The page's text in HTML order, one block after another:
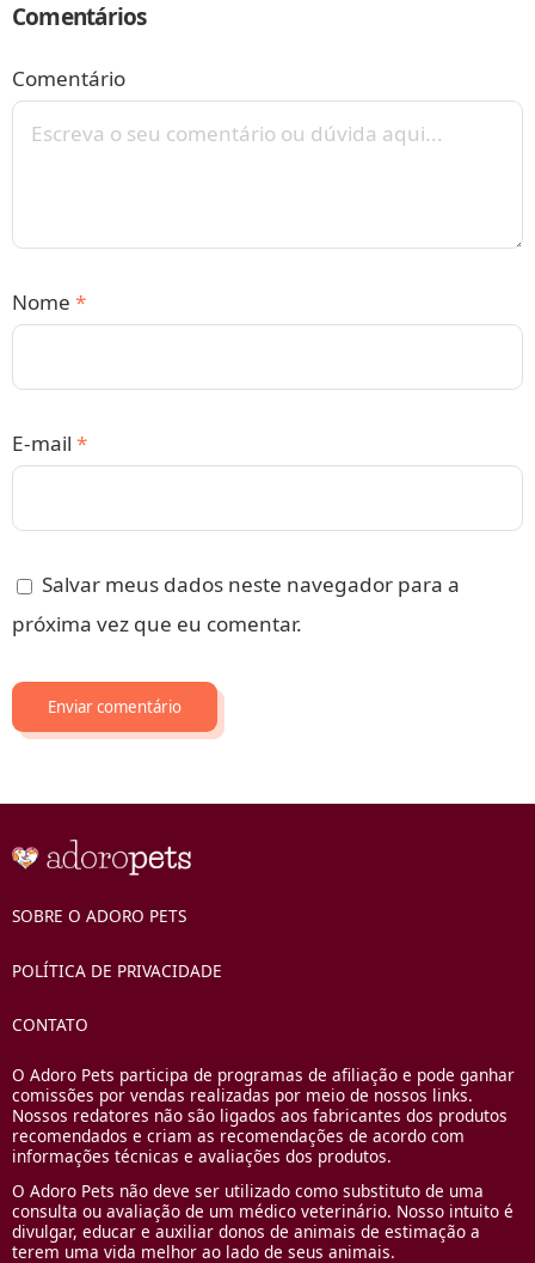
Comentários
Comentário
Nome *
E-mail *
Salvar meus dados neste navegador para a
próxima vez que eu comentar.
SOBRE O ADORO PETS
POLÍTICA DE PRIVACIDADE
CONTATO
O Adoro Pets participa de programas de afiliação e pode ganhar
comissões por vendas realizadas por meio de nossos links.
Nossos redatores não são ligados aos fabricantes dos produtos
recomendados e criam as recomendações de acordo com
informações técnicas e avaliações dos produtos.
O Adoro Pets não deve ser utilizado como substituto de uma
consulta ou avaliação de um médico veterinário. Nosso intuito é
divulgar, educar e auxiliar donos de animais de estimação a
terem uma vida melhor ao lado de seus animais.